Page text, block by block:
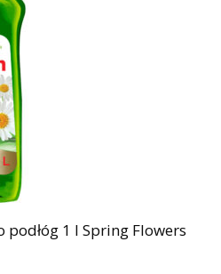
podłóg 1 l Spring Flowers